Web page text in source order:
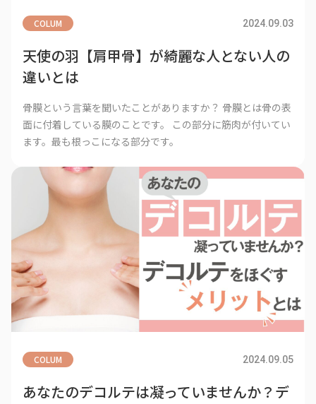
COLUM 2024.09.03
天使の羽【肩甲骨】が綺麗な人とない人の
違いとは
骨膜という言葉を聞いたことがありますか？ 骨膜とは骨の表
面に付着している膜のことです。 この部分に筋肉が付いてい
ます。最も根っこになる部分です。
COLUM 2024.09.05
あなたのデコルテは凝っていませんか？デ